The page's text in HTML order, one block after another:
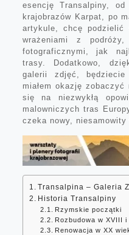
esencję Transalpiny,
krajobrazów Karpat, po
artykule, chcę
wrażeniami z
fotograficznymi, jak
trasy. Dodatkowo,
galerii zdjęć,
miałem okazję
się na niezwykłą
malowniczych tras
czeka nowy, niesamowity
Transalpina – Galeria
Historia Transalpiny
Rzymskie początki
Rozbudowa w XVIII i
Renowacja w XX